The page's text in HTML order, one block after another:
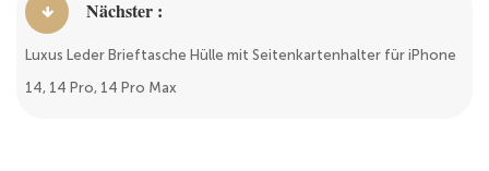
Nächster :
Luxus Leder Brieftasche Hülle mit Seitenkartenhalter für iPhone
14, 14 Pro, 14 Pro Max